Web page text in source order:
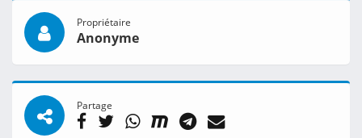
Propriétaire
Anonyme
Partage